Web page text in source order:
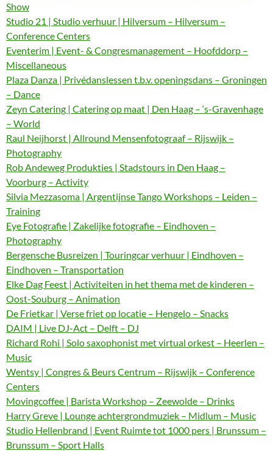
Show
Studio 21 | Studio verhuur | Hilversum – Hilversum –
Conference Centers
Eventerim | Event- & Congresmanagement – Hoofddorp –
Miscellaneous
Plaza Danza | Privédanslessen t.b.v. openingsdans – Groningen
– Dance
Zeyn Catering | Catering op maat | Den Haag – ‘s-Gravenhage
– World
Raul Neijhorst | Allround Mensenfotograaf – Rijswijk –
Photography
Rob Andeweg Produkties | Stadstours in Den Haag –
Voorburg – Activity
Silvia Mezzasoma | Argentijnse Tango Workshops – Leiden –
Training
Eye Fotografie | Zakelijke fotografie – Eindhoven –
Photography
Bergensche Busreizen | Touringcar verhuur | Eindhoven –
Eindhoven – Transportation
Elke Dag Feest | Activiteiten in het thema met de kinderen –
Oost-Souburg – Animation
De Frietkar | Verse friet op locatie – Hengelo – Snacks
DAIM | Live DJ-Act – Delft – DJ
Richard Rohi | Solo saxophonist met virtual orkest – Heerlen –
Music
Wentsy | Congres & Beurs Centrum – Rijswijk – Conference
Centers
Movingcoffee | Barista Workshop – Zeewolde – Drinks
Harry Greve | Lounge achtergrondmuziek – Midlum – Music
Studio Hellenbrand | Event Ruimte tot 1000 pers | Brunssum –
Brunssum – Sport Halls